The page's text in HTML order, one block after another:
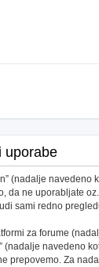
uporabe
(nadalje navedeno
da ne uporabljate
sami redno
za forume
” (nadalje navedeno
prepovemo. Za